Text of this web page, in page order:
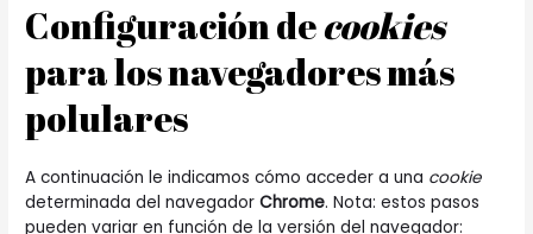
Configuración decookies
para los navegadores más
polulares
A continuación le indicamos cómo acceder a una cookie
determinada del navegadorChrome. Nota: estos pasos
pueden variar en función de la versión del navegador: